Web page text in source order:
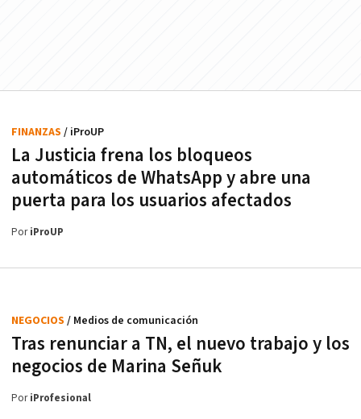
La Justicia frena los bloqueos
automáticos de WhatsApp y abre una
puerta para los usuarios afectados
FINANZAS / iProUP
PoriProUP
Tras renunciar a TN, el nuevo trabajo y los
negocios de Marina Señuk
NEGOCIOS / Medios de comunicación
PoriProfesional